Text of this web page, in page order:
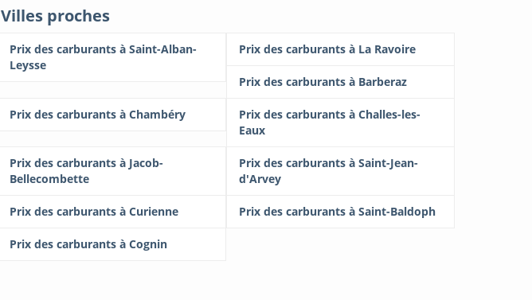
Villes proches
Prix des carburants à Saint-Alban-
Leysse
Prix des carburants à La Ravoire
Prix des carburants à Barberaz
Prix des carburants à Chambéry
Prix des carburants à Challes-les-
Eaux
Prix des carburants à Jacob-
Bellecombette
Prix des carburants à Saint-Jean-
d'Arvey
Prix des carburants à Curienne Prix des carburants à Saint-Baldoph
Prix des carburants à Cognin